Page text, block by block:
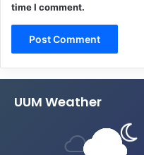
time I comment.
UUM Weather